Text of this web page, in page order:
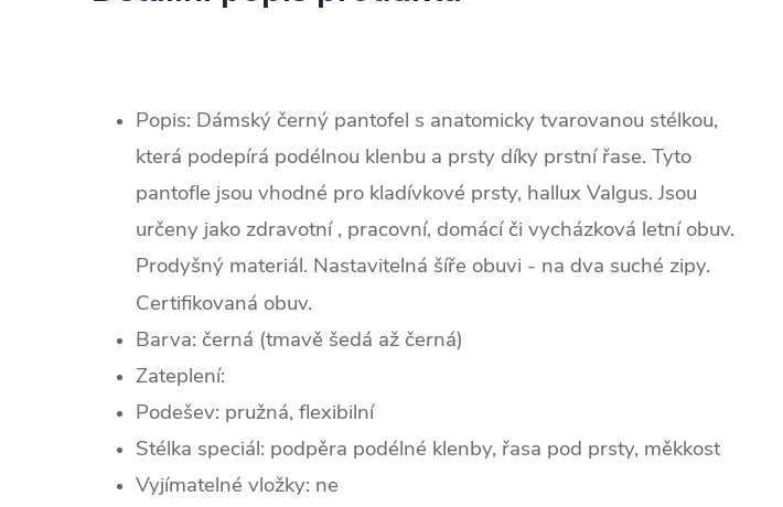
Popis: Dámský černý pantofel s anatomicky tvarovanou stélkou,
která podepírá podélnou klenbu a prsty díky prstní řase. Tyto
pantofle jsou vhodné pro kladívkové prsty, hallux Valgus. Jsou
určeny jako zdravotní , pracovní, domácí či vycházková letní obuv.
Prodyšný materiál. Nastavitelná šíře obuvi - na dva suché zipy.
Certifikovaná obuv.
Barva: černá (tmavě šedá až černá)
Zateplení:
Podešev: pružná, flexibilní
Stélka speciál: podpěra podélné klenby, řasa pod prsty, měkkost
Vyjímatelné vložky: ne